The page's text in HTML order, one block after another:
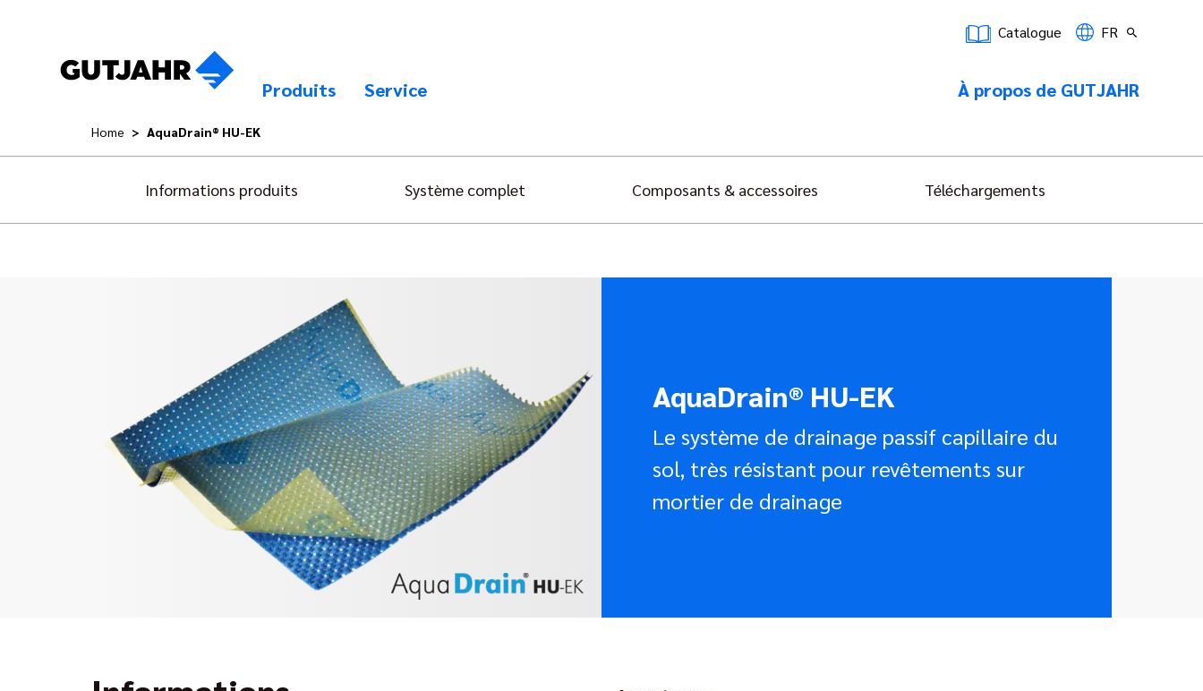
Catalogue FR
Produits Service À propos de GUTJAHR
Home AquaDrain® HU-EK
Informations produits Système complet Composants & accessoires Téléchargements
AquaDrain® HU-EK
Le système de drainage passif capillaire du
sol, très résistant pour revêtements sur
mortier de drainage